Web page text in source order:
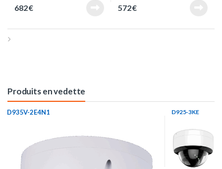
682€ 572€
Produits en vedette
D935V-2E4N1 D925-3KE